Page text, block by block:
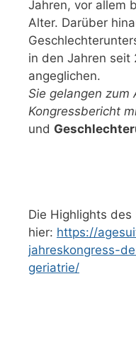
Jahren, vor allem
Alter. Darüber
in den Jahren
angeglichen.
Sie gelangen zum
Kongressbericht
und
Die Highlights des
hier: https://
jahreskongress-
geriatrie/